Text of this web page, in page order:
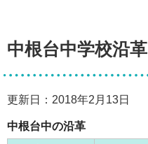
中根台中学校沿革
更新日：2018年2月13日
中根台中の沿革